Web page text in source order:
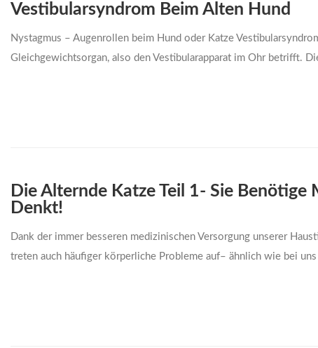
Vestibularsyndrom Beim Alten Hund
Nystagmus – Augenrollen beim Hund oder Katze
Gleichgewichtsorgan, also den Vestibularapparat im Ohr betrifft.
Die Alternde Katze Teil 1- Sie
Denkt!
Dank der immer besseren medizinischen Versorgung unserer
treten auch häufiger körperliche Probleme auf– ähnlich wie bei